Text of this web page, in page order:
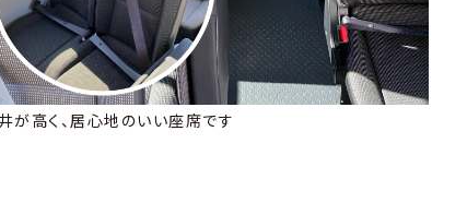
が高く、居心地のいい座席です